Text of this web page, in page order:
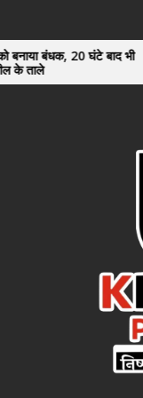
the
content
20 घंटे बाद भी